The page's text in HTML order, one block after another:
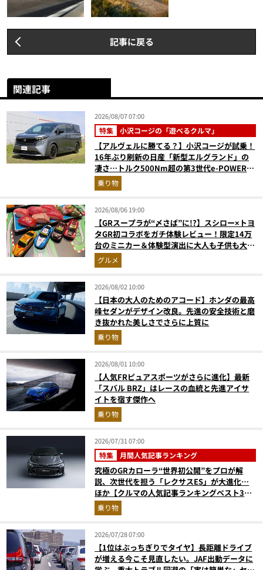
記事に戻る
関連記事
2026/08/07 07:00
特集 小沢コージの「遊べるクルマ」
【アルヴェルに勝てる？】小沢コージが試乗！
16年ぶり刷新の日産「新型エルグランド」の
凄さ…トルク500Nm超の第3世代e-POWER＆
和の格調高きデザインを徹底チェック
乗り物
2026/08/06 19:00
【GRスープラが“〆さば”に!?】スシロー×トヨ
タGR初コラボをガチ体験レビュー！限定14万
台のミニカー＆体験型演出に大人も子供も大興
奮間違いなし
グルメ
2026/08/02 10:00
【日本の大人のためのアコード】ホンダの最高
峰セダンがデザイン改良。先進の安全技術と磨
き抜かれた美しさでさらに上質に
乗り物
2026/08/01 10:00
【人気FRピュアスポーツがさらに進化】最新
「スバル BRZ」はレースの血統と先進アイサ
イトを宿す傑作へ
乗り物
2026/07/31 07:00
特集 月間人気記事ランキング
究極のGRカローラ“世界初公開”をプロが解
説、次世代を担う「レクサスES」が大進化…
ほか【クルマの人気記事ランキングベスト3】
（2026年6月版）
乗り物
2026/07/28 07:00
【1位はぶっちぎりでタイヤ】長距離ドライブ
が増える今こそ見直したい。JAF出動データに